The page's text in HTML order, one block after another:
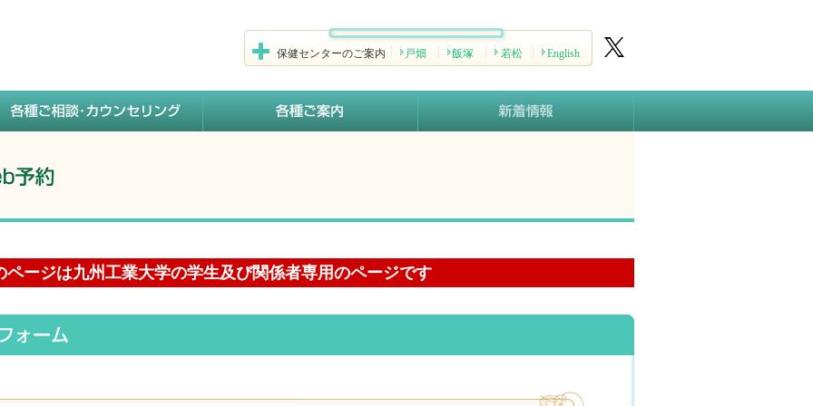
保健センターのご案内 戸畑 飯塚 若松 English
ページは九州工業大学の学生及び関係者専用のページです